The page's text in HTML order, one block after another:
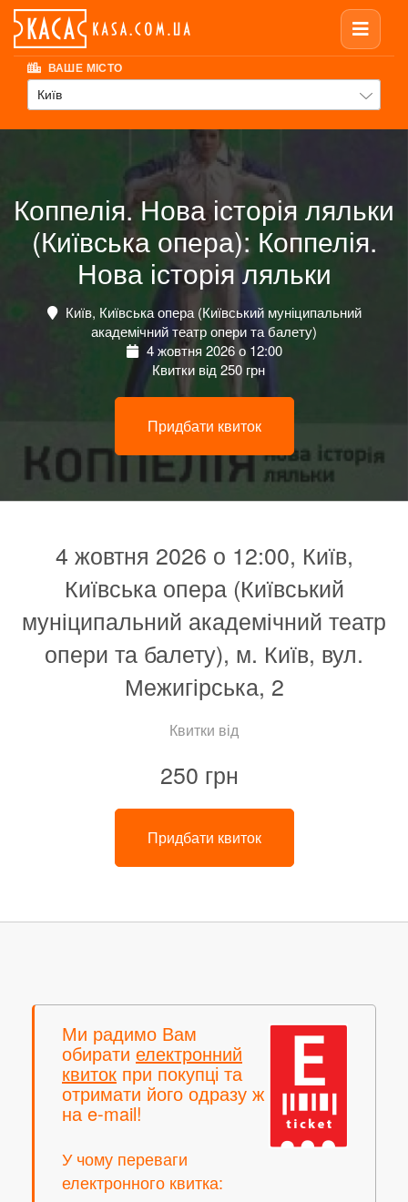
ВАШЕ МІСТО
Київ
Коппелія. Нова історія ляльки
(Київська опера): Коппелія.
Нова історія ляльки
Київ, Київська опера (Київський муніципальний
академічний театр опери та балету)
4 жовтня 2026 о 12:00
Квитки від 250 грн
Придбати квиток
4 жовтня 2026 о 12:00, Київ,
Київська опера (Київський
муніципальний академічний театр
опери та балету), м. Київ, вул.
Межигірська, 2
Квитки від
250 грн
Придбати квиток
Ми радимо Вам
обирати електронний
квиток при покупці та
отримати його одразу ж
на e-mail!
У чому переваги
електронного квитка: